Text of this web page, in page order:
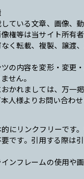
ている文章、画像、
権等は当サイト所有
く転載、複製、譲渡
の内容を変形・変更
せん。
かれましては、万一
人様よりお問い合わせ
にリンクフリーです
です。引用する際は
ンフレームの使用や